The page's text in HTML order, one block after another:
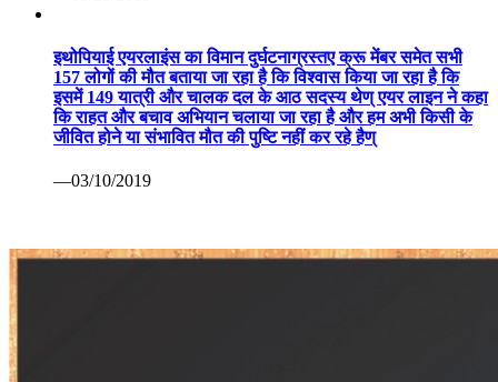
इथोपियाई एयरलाइंस का विमान दुर्घटनाग्रस्तए क्रू मेंबर समेत सभी
157 लोगों की मौत बताया जा रहा है कि विश्वास किया जा रहा है कि
इसमें 149 यात्री और चालक दल के आठ सदस्य थेण् एयर लाइन ने कहा
कि राहत और बचाव अभियान चलाया जा रहा है और हम अभी किसी के
जीवित होने या संभावित मौत की पुष्टि नहीं कर रहे हैण्
—03/10/2019